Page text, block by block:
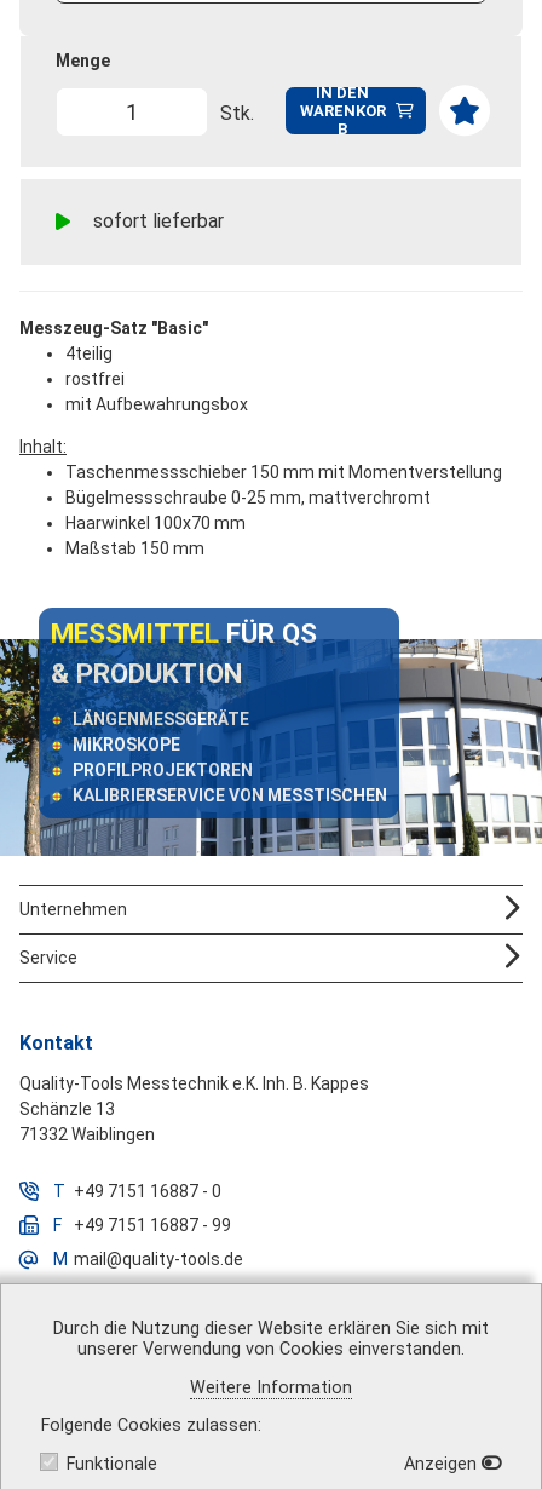
Durch die Nutzung dieser Website erklären Sie sich mit
unserer Verwendung von Cookies einverstanden.
Weitere Information
Folgende Cookies zulassen
Funktionale
Anzeigen
Menge
Stk.
IN DEN
WARENKOR
B
sofort lieferbar
Messzeug-Satz "Basic"
4teilig
rostfrei
mit Aufbewahrungsbox
Inhalt:
Taschenmessschieber 150 mm mit Momentverstellung
Bügelmessschraube 0-25 mm, mattverchromt
Haarwinkel 100x70 mm
Maßstab 150 mm
MESSMITTELFÜR QS
& PRODUKTION
LÄNGENMESSGERÄTE
MIKROSKOPE
PROFILPROJEKTOREN
KALIBRIERSERVICE VON MESSTISCHEN
Kontakt
Quality-Tools Messtechnik e.K. Inh. B. Kappes
Schänzle 13
71332 Waiblingen
T +49 7151 16887 - 0
F
+49 7151 16887 - 99
M mail@quality-tools.de
Unternehmen
Service
| AGB | Datenschutz
| Versandkosten